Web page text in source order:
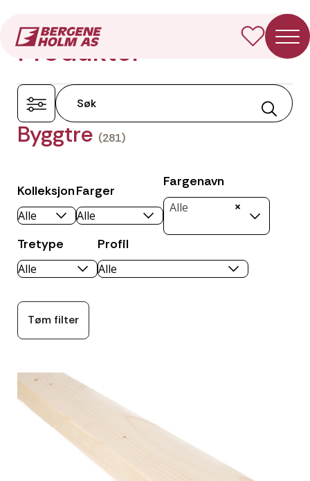
Produkter
Byggtre (281)
KolleksjonFarger
Fargenavn
×
Alle
Tretype Profil
Tøm filter